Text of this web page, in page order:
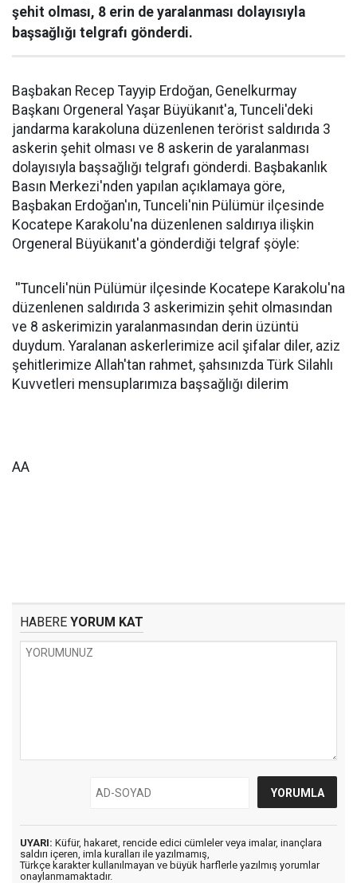
şehit olması, 8 erin de yaralanması dolayısıyla
başsağlığı telgrafı gönderdi.
Başbakan Recep Tayyip Erdoğan, Genelkurmay
Başkanı Orgeneral Yaşar Büyükanıt'a, Tunceli'deki
jandarma karakoluna düzenlenen terörist saldırıda 3
askerin şehit olması ve 8 askerin de yaralanması
dolayısıyla başsağlığı telgrafı gönderdi. Başbakanlık
Basın Merkezi'nden yapılan açıklamaya göre,
Başbakan Erdoğan'ın, Tunceli'nin Pülümür ilçesinde
Kocatepe Karakolu'na düzenlenen saldırıya ilişkin
Orgeneral Büyükanıt'a gönderdiği telgraf şöyle:
''Tunceli'nün Pülümür ilçesinde Kocatepe Karakolu'na
düzenlenen saldırıda 3 askerimizin şehit olmasından
ve 8 askerimizin yaralanmasından derin üzüntü
duydum. Yaralanan askerlerimize acil şifalar diler, aziz
şehitlerimize Allah'tan rahmet, şahsınızda Türk Silahlı
Kuvvetleri mensuplarımıza başsağlığı dilerim
AA
HABERE YORUM KAT
UYARI: Küfür, hakaret, rencide edici cümleler veya imalar, inançlara
saldırı içeren, imla kuralları ile yazılmamış,
Türkçe karakter kullanılmayan ve büyük harflerle yazılmış yorumlar
onaylanmamaktadır.